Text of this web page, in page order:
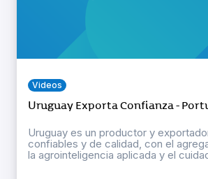
Videos
Uruguay Exporta Confianza -
Uruguay es un productor y
confiables y de calidad, con el
la agrointeligencia aplicada y el